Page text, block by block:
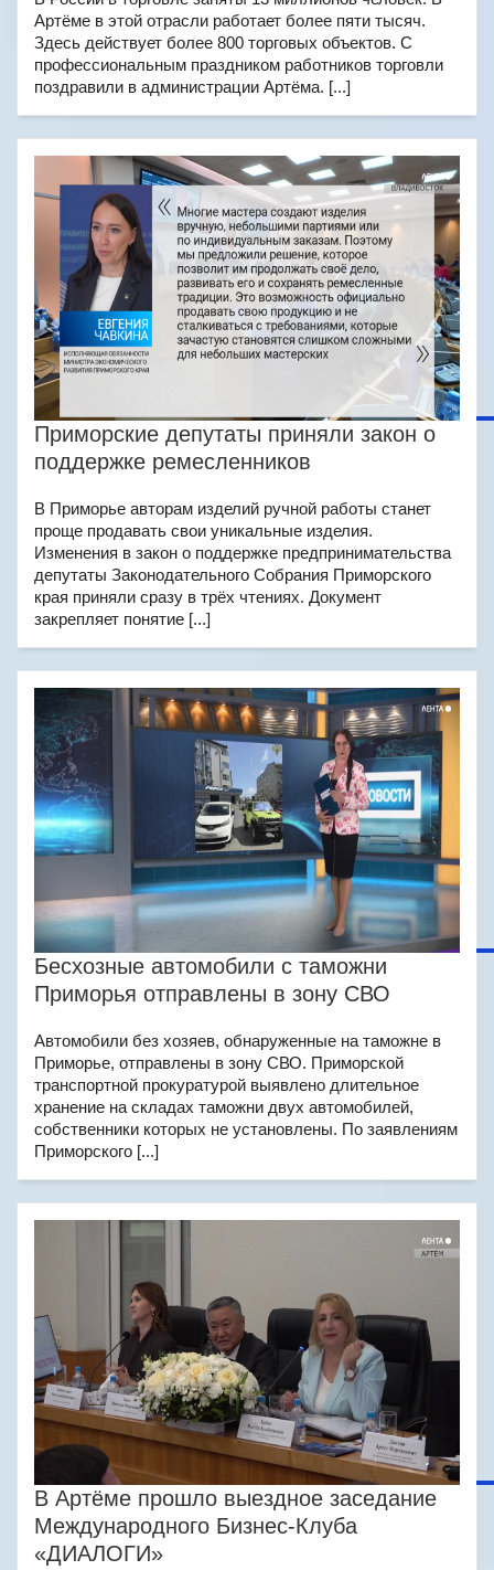
Артёме в этой отрасли работает более пяти тысяч.
Здесь действует более 800 торговых объектов. С
профессиональным праздником работников торговли
поздравили в администрации Артёма. [...]
Приморские депутаты приняли закон о
поддержке ремесленников
В Приморье авторам изделий ручной работы станет
проще продавать свои уникальные изделия.
Изменения в закон о поддержке предпринимательства
депутаты Законодательного Собрания Приморского
края приняли сразу в трёх чтениях. Документ
закрепляет понятие [...]
Бесхозные автомобили с таможни
Приморья отправлены в зону СВО
Автомобили без хозяев, обнаруженные на таможне в
Приморье, отправлены в зону СВО. Приморской
транспортной прокуратурой выявлено длительное
хранение на складах таможни двух автомобилей,
собственники которых не установлены. По заявлениям
Приморского [...]
В Артёме прошло выездное заседание
Международного Бизнес-Клуба
«ДИАЛОГИ»